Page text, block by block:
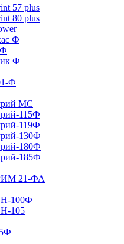
57 plus
80 plus
Ф
Ф
Ф
Ф
МС
115Ф
119Ф
130Ф
180Ф
185Ф
21-ФА
100Ф
105